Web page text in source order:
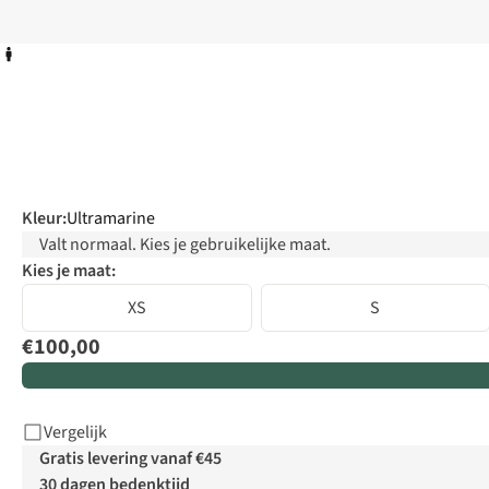
Kleur:Ultramarine
Valt normaal. Kies je gebruikelijke maat.
Kies je maat:
XS
S
€100,00
Vergelijk
Gratis levering vanaf €45